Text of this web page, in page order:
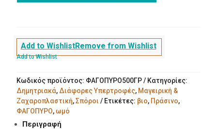
Add to WishlistRemove from Wishlist
Add to Wishlist
Κωδικός προϊόντος: ΦΑΓΟΠΥΡΟ500ΓΡ
Κατηγορίες:
Δημητριακά, Διάφορες Υπερτροφές, Μαγειρική &
Ζαχαροπλαστική,Σπόροι Ετικέτες: βιο, Πράσινο,
ΦΑΓΟΠΥΡΟ, ωμό
Περιγραφή